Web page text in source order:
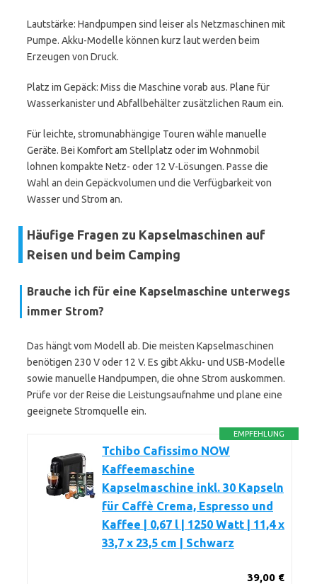
Lautstärke: Handpumpen sind leiser als Netzmaschinen mit
Pumpe. Akku-Modelle können kurz laut werden beim
Erzeugen von Druck.
Platz im Gepäck: Miss die Maschine vorab aus. Plane für
Wasserkanister und Abfallbehälter zusätzlichen Raum ein.
Für leichte, stromunabhängige Touren wähle manuelle
Geräte. Bei Komfort am Stellplatz oder im Wohnmobil
lohnen kompakte Netz- oder 12 V-Lösungen. Passe die
Wahl an dein Gepäckvolumen und die Verfügbarkeit von
Wasser und Strom an.
Häufige Fragen zu Kapselmaschinen auf
Reisen und beim Camping
Brauche ich für eine Kapselmaschine unterwegs
immer Strom?
Das hängt vom Modell ab. Die meisten Kapselmaschinen
benötigen 230 V oder 12 V. Es gibt Akku- und USB-Modelle
sowie manuelle Handpumpen, die ohne Strom auskommen.
Prüfe vor der Reise die Leistungsaufnahme und plane eine
geeignete Stromquelle ein.
EMPFEHLUNG
Tchibo Cafissimo NOW
Kaffeemaschine
Kapselmaschine inkl. 30 Kapseln
für Caffè Crema, Espresso und
Kaffee | 0,67 l | 1250 Watt | 11,4 x
33,7 x 23,5 cm | Schwarz
39,00 €